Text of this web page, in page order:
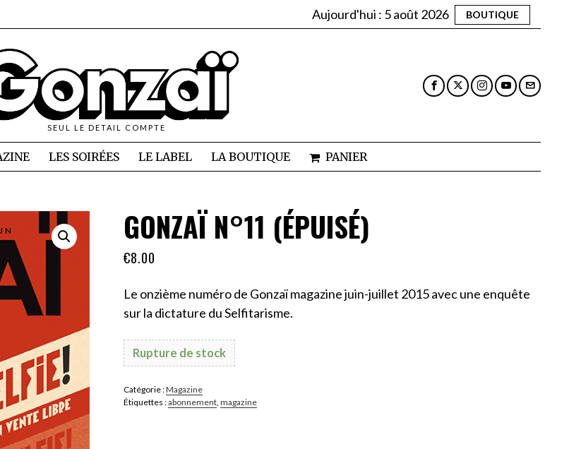
Aujourd'hui : 5 août 2026 BOUTIQUE
SEUL LE DETAIL COMPTE
LES SOIRÉES LE LABEL LA BOUTIQUE PANIER
GONZAÏ N°11 (ÉPUISÉ)
€8.00
Le onzième numéro de Gonzaï magazine juin-juillet 2015 avec une enquête
sur la dictature du Selfitarisme.
Rupture de stock
Catégorie :Magazine
Étiquettes :abonnement, magazine